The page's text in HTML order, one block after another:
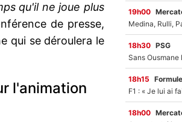
qu'il ne joue plus
de presse,
qui se déroulera le
l'animation
19h00
18h30 PSG
18h15
18h00